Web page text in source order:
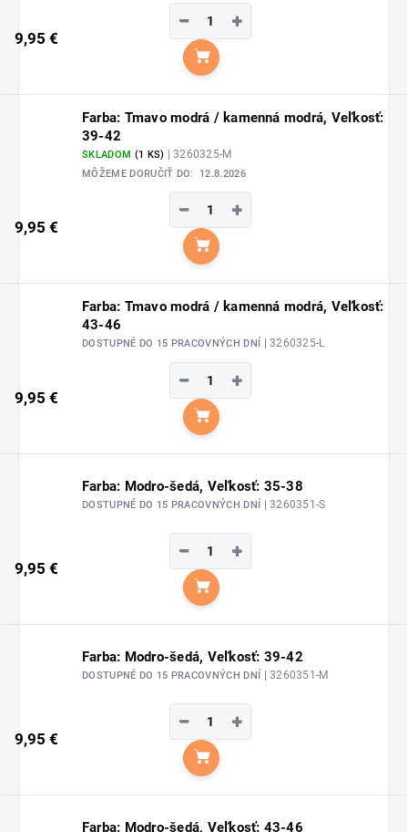
9,95 €
+
−
Do košíka
Farba: Tmavo modrá / kamenná modrá, Veľkosť:
39-42
SKLADOM (1 KS) | 3260325-M
MÔŽEME DORUČIŤ DO: 12.8.2026
9,95 €
+
−
Do košíka
Farba: Tmavo modrá / kamenná modrá, Veľkosť:
43-46
DOSTUPNÉ DO 15 PRACOVNÝCH DNÍ | 3260325-L
9,95 €
+
−
Do košíka
Farba: Modro-šedá, Veľkosť: 35-38
DOSTUPNÉ DO 15 PRACOVNÝCH DNÍ | 3260351-S
9,95 €
+
−
Do košíka
Farba: Modro-šedá, Veľkosť: 39-42
DOSTUPNÉ DO 15 PRACOVNÝCH DNÍ | 3260351-M
9,95 €
+
−
Do košíka
Farba: Modro-šedá, Veľkosť: 43-46